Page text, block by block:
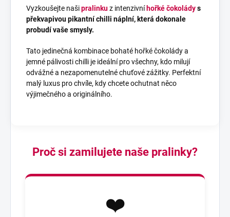
Vyzkoušejte našipralinkuz intenzivní hořké čokoládys
překvapivou pikantní chilli náplní, která dokonale
probudí vaše smysly.
Tato jedinečná kombinace bohaté hořké čokolády a
jemné pálivosti chilli je ideální pro všechny, kdo milují
odvážné a nezapomenutelné chuťové zážitky. Perfektní
malý luxus pro chvíle, kdy chcete ochutnat něco
výjimečného a originálního.
Proč si zamilujete naše pralinky?
❤️